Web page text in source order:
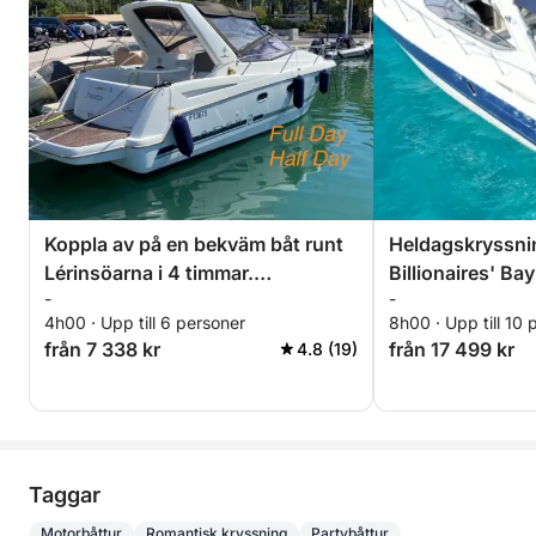
Koppla av på en bekväm båt runt
Lérinsöarna i 4 timmar.
Specialrabatt för par!
-
4h00 · Upp till 6 personer
från 7 338 kr 4.8 (19)
Billionaires'
slott
-
8h00 · Upp till 10
från 17 499 kr
Taggar